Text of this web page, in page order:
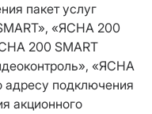
пакет услуг
«ЯСНА 200
200 SMART
«ЯСНА
адресу подключения
акционного